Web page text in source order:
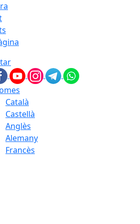
Català
Castellà
Anglès
Alemany
Francès